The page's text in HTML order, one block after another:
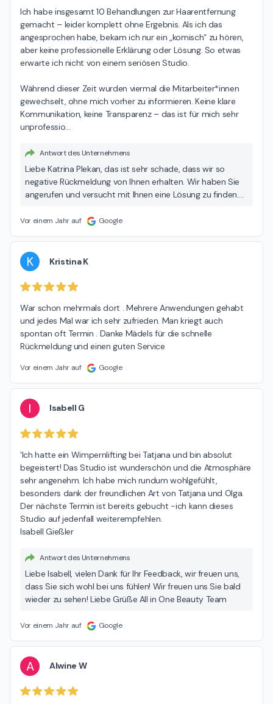
Ich habe insgesamt 10 Behandlungen zur Haarentfernung
gemacht – leider komplett ohne Ergebnis. Als ich das
angesprochen habe, bekam ich nur ein „komisch“ zu hören,
aber keine professionelle Erklärung oder Lösung. So etwas
erwarte ich nicht von einem seriösen Studio.
Während dieser Zeit wurden viermal die Mitarbeiter*innen
gewechselt, ohne mich vorher zu informieren. Keine klare
Kommunikation, keine Transparenz – das ist für mich sehr
unprofessio…
Antwort des Unternehmens
Liebe Katrina Plekan, das ist sehr schade, dass wir so
negative Rückmeldung von Ihnen erhalten. Wir haben Sie
angerufen und versucht mit Ihnen eine Lösung zu finden.
leider abgelehnt. Wenn Laserbehandlung (in sehr seltenen
eine alternative Lösung zu finden. Wir bieten aus diesem
Grund verschiede Möglichkeiten der Haarentfernung an,
wie z.B Waxing und Elektroepilation. Dies kann aber nur in
ehrlich darüber kommuniziert wird. Man sollte keine 10
Behandlungen abwarten, um uns auf das Problem
aufmerksam zu machen. Wir bieten individuelle
Behandlungen an, sodass wir jederzeit auf eine andere
Methode wechseln können! Da Sie immer frisch rasiert zu
Behandlungen kommen und wir die Ergebnisse nicht selber
beurteilen können, müssen wir uns auf Ihre Offenheit
verlassen. Wir sind nach wie vor bereit, mit Ihnen
persönlich zu sprechen und Ihnen eine passende
ist nun mal auch bei uns im Studio so, dass Situationen
privat sowie auch beruflich sich verändern können und wir
uns vom Personal verabschieden müssen. Jede Kollegin
bei uns arbeitet sehr gewissenhaft und professionell. Wir
wünschen Ihnen alles Gute und verbleiben mit
freundlichen Grüßen All in One Team
Vor einem Jahr auf Google
K Kristina K
War schon mehrmals dort . Mehrere Anwendungen gehabt
und jedes Mal war ich sehr zufrieden. Man kriegt auch
spontan oft Termin . Danke Mädels für die schnelle
Rückmeldung und einen guten Service
Vor einem Jahr auf Google
I Isabell G
'Ich hatte ein Wimpernlifting bei Tatjana und bin absolut
begeistert! Das Studio ist wunderschön und die Atmosphäre
sehr angenehm. Ich habe mich rundum wohlgefühlt,
besonders dank der freundlichen Art von Tatjana und Olga.
Der nächste Termin ist bereits gebucht -ich kann dieses
Studio auf jedenfall weiterempfehlen.
Isabell Gießler
Antwort des Unternehmens
Liebe Isabell, vielen Dank für Ihr Feedback, wir freuen uns,
dass Sie sich wohl bei uns fühlen! Wir freuen uns Sie bald
wieder zu sehen! Liebe Grüße All in One Beauty Team
Vor einem Jahr auf Google
A Alwine W